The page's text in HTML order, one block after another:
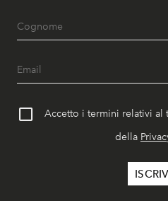
Accetto i termini relativi al
della